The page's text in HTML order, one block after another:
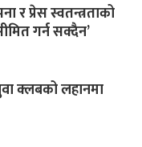
र प्रेस स्वतन्त्रताको
गर्न सक्दैन’
क्लबको लहानमा